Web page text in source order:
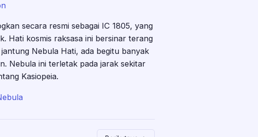
secara resmi sebagai IC 1805, yang
Hati kosmis raksasa ini bersinar terang
Nebula Hati, ada begitu banyak
Nebula ini terletak pada jarak sekitar
Kasiopeia.